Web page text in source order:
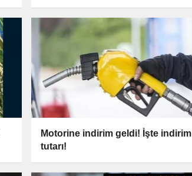
Motorine indirim geldi! İşte indirim
tutarı!